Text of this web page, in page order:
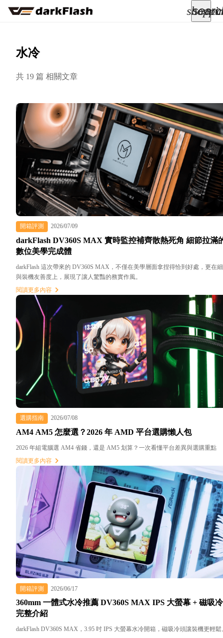
所有商品
keyboard_arrow_down
keyboard_arrow_down
部落格
keyboard_arrow_down
支援服務
快速詢價
成為經銷商
水冷
共 19 篇 相關文章
開箱評測 2026/07/09
darkFlash DV360S MAX 實時監控補齊散熱死角 細節拉滿
數位美學完成體
darkFlash 這次帶來的 DV360S MAX，不僅在美學層面拿捏得恰到好處，更在
與裝機友善度上，展現了讓人驚豔的務實作風。
閱讀更多內容
選購指南 2026/07/08
AM4 AM5 怎麼選？2026 年 AMD 平台選購懶人包
2026 年組電腦選 AM4 省錢，還是 AM5 划算？一次看懂平台差異與選購重點
閱讀更多內容
開箱評測 2026/06/17
360mm 一體式水冷推薦 DV360S MAX IPS 大螢幕 + 磁吸
完整介紹
darkFlash DV360S MAX，3.95 吋 IPS 大螢幕水冷開箱，磁吸冷頭讓裝機更輕鬆